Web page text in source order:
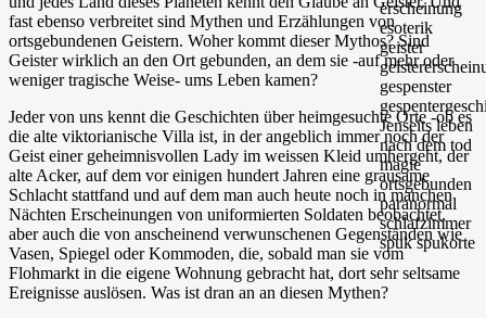
fast ebenso verbreitet sind Mythen und Erzählungen von
ortsgebundenen Geistern. Woher kommt dieser Mythos? Sind
Geister wirklich an den Ort gebunden, an dem sie -auf mehr oder
weniger tragische Weise- ums Leben kamen?
Jeder von uns kennt die Geschichten über heimgesuchte Orte -ob es
die alte viktorianische Villa ist, in der angeblich immer noch der
Geist einer geheimnisvollen Lady im weissen Kleid umhergeht, der
alte Acker, auf dem vor einigen hundert Jahren eine grausame
Schlacht stattfand und auf dem man auch heute noch in manchen
Nächten Erscheinungen von uniformierten Soldaten beobachtet,
aber auch die von anscheinend verwunschenen Gegenständen wie
Vasen, Spiegel oder Kommoden, die, sobald man sie vom
Flohmarkt in die eigene Wohnung gebracht hat, dort sehr seltsame
Ereignisse auslösen. Was ist dran an an diesen Mythen?